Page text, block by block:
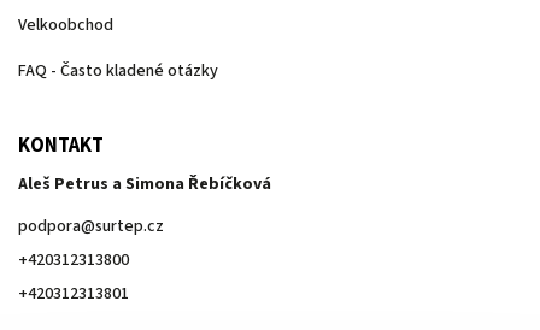
Velkoobchod
FAQ - Často kladené otázky
KONTAKT
Aleš Petrus a Simona Řebíčková
podpora@surtep.cz
+420312313800
+420312313801